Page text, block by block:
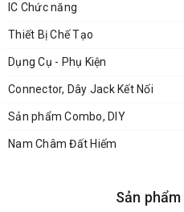
Mặt dưới của mạch
IC Chức năng
Thiết Bị Chế Tạo
Dụng Cụ - Phụ Kiện
Connector, Dây Jack Kết Nối
Sản phẩm Combo, DIY
Nam Châm Đất Hiếm
Sản